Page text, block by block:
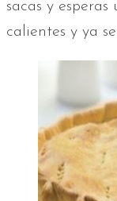
sacas y
calientes y ya